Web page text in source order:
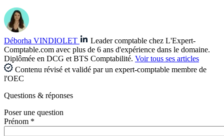
Déborha VINDIOLET
Leader comptable chez L'Expert-
Comptable.com avec plus de 6 ans d'expérience dans le domaine.
Diplômée en DCG et BTS Comptabilité. Voir tous ses articles
Contenu révisé et validé par un expert-comptable membre de
l'OEC
Questions & réponses
Poser une question
Prénom *